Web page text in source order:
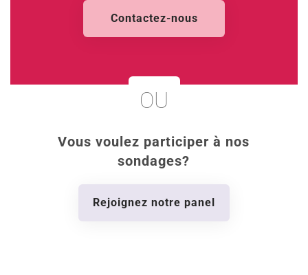
Contactez-nous
Vous voulez participer à nos
sondages?
Rejoignez notre panel
OU